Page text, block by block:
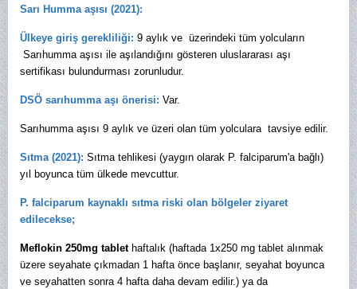
Sarı Humma aşısı (2021):
Ülkeye giriş gerekliliği: 9 aylık ve üzerindeki tüm yolcuların
Sarıhumma aşısı ile aşılandığını gösteren uluslararası aşı
sertifikası bulundurması zorunludur.
DSÖ sarıhumma aşı önerisi: Var.
Sarıhumma aşısı 9 aylık ve üzeri olan tüm yolculara tavsiye edilir.
Sıtma (2021): Sıtma tehlikesi (yaygın olarak P. falciparum'a bağlı)
yıl boyunca tüm ülkede mevcuttur.
P. falciparum kaynaklı sıtma riski olan bölgeler ziyaret
edilecekse;
Meflokin 250mg tablethaftalık (haftada 1x250 mg tablet alınmak
üzere seyahate çıkmadan 1 hafta önce başlanır, seyahat boyunca
ve seyahatten sonra 4 hafta daha devam edilir.) ya da